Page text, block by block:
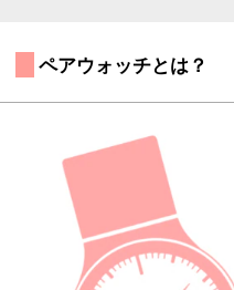
ペアウォッチとは？